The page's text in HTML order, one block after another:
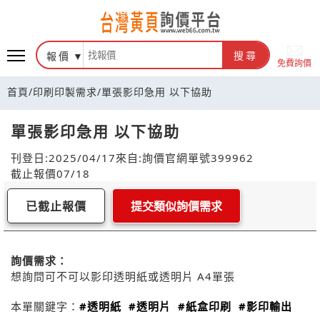
報價 搜尋
免費詢價
首頁/印刷印製需求/單張影印急用 以下協助
單張影印急用 以下協助
刊登日:2025/04/17來自:詢價官網單號399962
截止報價07/18
已截止報價 提交類似詢價需求
詢價需求：
想詢問可不可以影印透明紙或透明片 A4單張
本單關鍵字： #透明紙 #透明片 #紙盒印刷
#影印輸出